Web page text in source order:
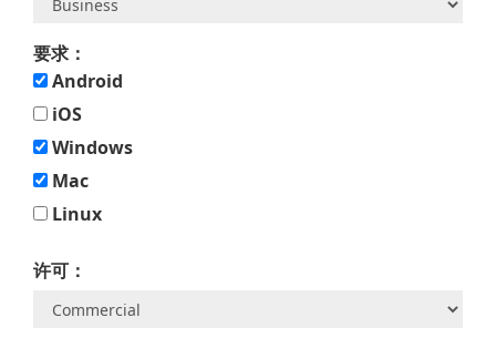
要求：
Android
iOS
Windows
Mac
Linux
许可：